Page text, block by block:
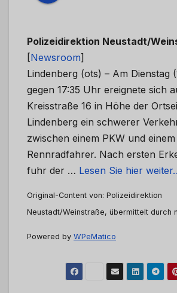
Polizeidirektion Neustadt/
[Newsroom]
Lindenberg (ots) – Am Dienstag
gegen 17:35 Uhr ereignete sich
Kreisstraße 16 in Höhe der
Lindenberg ein schwerer
zwischen einem PKW und einem
Rennradfahrer. Nach ersten
fuhr der … Lesen Sie hier
Original-Content von: Polizeidirektion
Neustadt/Weinstraße, übermittelt durch
Powered by WPeMatico